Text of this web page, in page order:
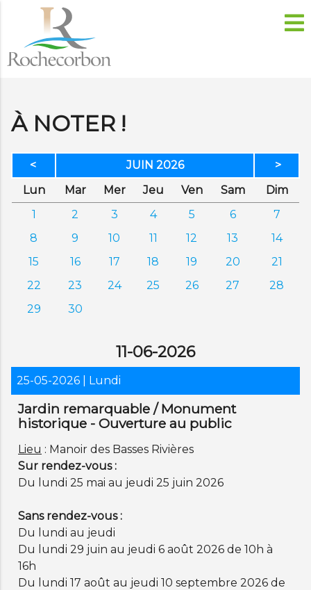
À NOTER !
< JUIN 2026
>
Lundi Mardi MercrediJeudi VendrediSamedi Dim
1
2 3 4 5 6
7
8
9 10 11 12 13
14
15
16 17 18 19 20
21
22
23 24 25 26 27
28
29
30
11-06-2026
25-05-2026 | Lundi
Jardin remarquable / Monument
historique - Ouverture au public
Lieu : Manoir des Basses Rivières
Sur rendez-vous :
Du lundi 25 mai au jeudi 25 juin 2026
Sans rendez-vous :
Du lundi au jeudi
Du lundi 29 juin au jeudi 6 août 2026 de 10h à
16h
Du lundi 17 août au jeudi 10 septembre 2026 de